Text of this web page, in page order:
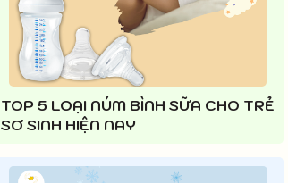
TOP 5 LOẠI NÚM BÌNH SỮA CHO TRẺ
SƠ SINH HIỆN NAY